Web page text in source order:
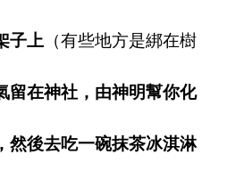
子上（有些地方是綁在樹
留在神社，由神明幫你化
然後去吃一碗抹茶冰淇淋